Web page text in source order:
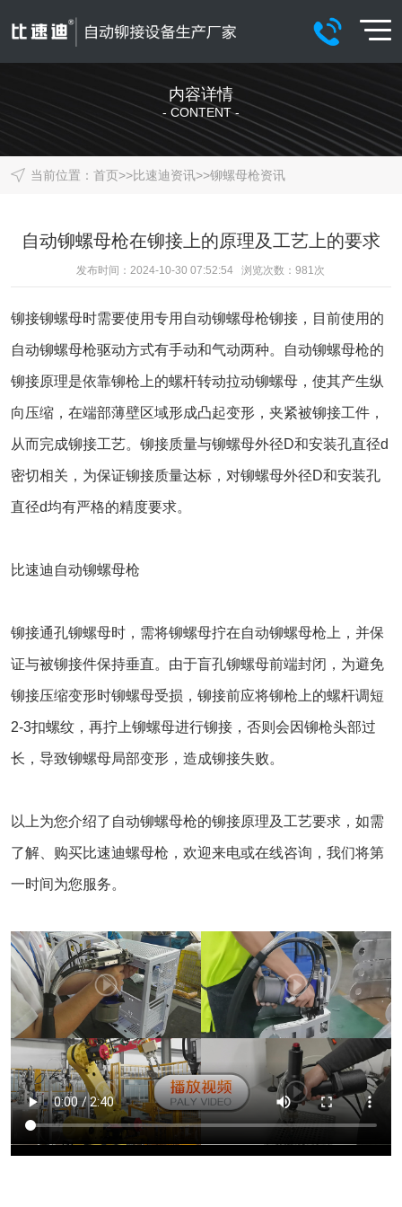
内容详情
- CONTENT -
当前位置： 首页>>比速迪资讯>>铆螺母枪资讯
自动铆螺母枪在铆接上的原理及工艺上的要求
发布时间：2024-10-30 07:52:54 浏览次数：981次
铆接铆螺母时需要使用专用自动铆螺母枪铆接，目前使用的
自动铆螺母枪驱动方式有手动和气动两种。自动铆螺母枪的
铆接原理是依靠铆枪上的螺杆转动拉动铆螺母，使其产生纵
向压缩，在端部薄壁区域形成凸起变形，夹紧被铆接工件，
从而完成铆接工艺。铆接质量与铆螺母外径D和安装孔直径d
密切相关，为保证铆接质量达标，对铆螺母外径D和安装孔
直径d均有严格的精度要求。
比速迪自动铆螺母枪
铆接通孔铆螺母时，需将铆螺母拧在自动铆螺母枪上，并保
证与被铆接件保持垂直。由于盲孔铆螺母前端封闭，为避免
铆接压缩变形时铆螺母受损，铆接前应将铆枪上的螺杆调短
2-3扣螺纹，再拧上铆螺母进行铆接，否则会因铆枪头部过
长，导致铆螺母局部变形，造成铆接失败。
以上为您介绍了自动铆螺母枪的铆接原理及工艺要求，如需
了解、购买比速迪螺母枪，欢迎来电或在线咨询，我们将第
一时间为您服务。